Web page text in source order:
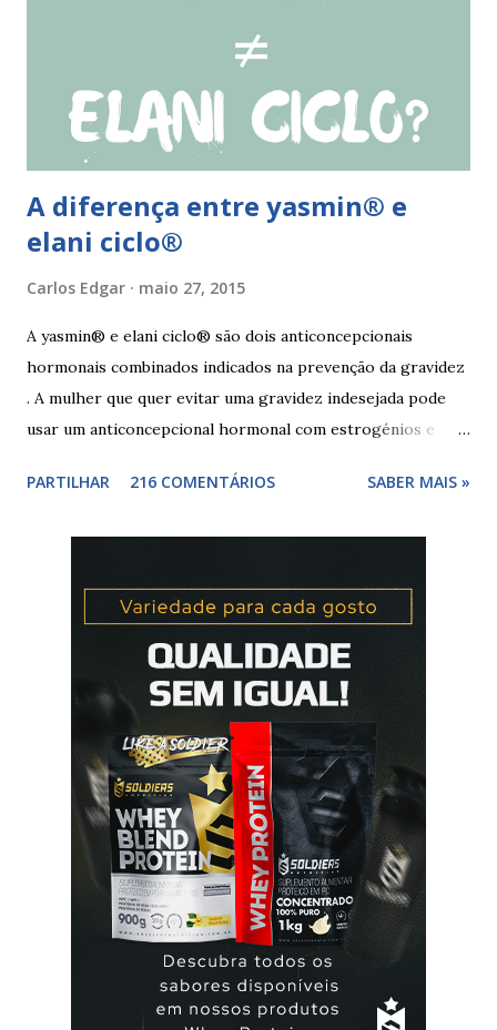
esquecimento ocorrer entre o 25° e o 26° comprimido a
tomando os restantes. Se...
A diferença entre yasmin® e
elani ciclo®
Carlos Edgar maio 27, 2015
A yasmin® e elani ciclo® são dois anticoncepcionais
hormonais combinados indicados na prevenção da gravidez
. A mulher que quer evitar uma gravidez indesejada pode
usar um anticoncepcional hormonal com estrogénios e
para não correr riscos. Os anticoncepcionais yasmin® e
mulher deve tomar um comprimido por dia, seguindo
a ordem da cartela ou blister. No final da cartela ou blister
deve fazer uma pausa de 7 dias, para menstruar. A mulher
que usa a elani ciclo® pode ter que tomar seguida, deve
seguir a recomendação de seu médico. A yasmin® e elani
ciclo® são iguais? Sim são, ambas as pílulas têm a
mesma composição hormonal, apesar da yasmin ® ter
menos comprimidos, 21 comprimidos por carte...
PARTILHAR 216 COMENTÁRIOS SABER MAIS »